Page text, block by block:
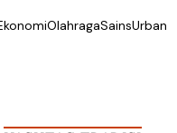
OlahragaSainsUrban